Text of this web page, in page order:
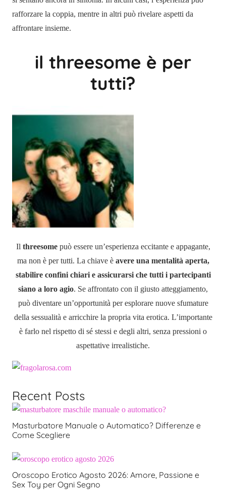
rafforzare la coppia, mentre in altri può rivelare aspetti da
affrontare insieme.
il threesome è per
tutti?
Il threesomepuò essere un’esperienza eccitante e appagante,
ma non è per tutti. La chiave è avere una mentalità aperta,
stabilire confini chiari e assicurarsi che tutti i partecipanti
siano a loro agio. Se affrontato con il giusto atteggiamento,
può diventare un’opportunità per esplorare nuove sfumature
della sessualità e arricchire la propria vita erotica. L’importante
è farlo nel rispetto di sé stessi e degli altri, senza pressioni o
aspettative irrealistiche.
Recent Posts
Masturbatore Manuale o Automatico? Differenze e
Come Scegliere
Oroscopo Erotico Agosto 2026: Amore, Passione e
Sex Toy per Ogni Segno